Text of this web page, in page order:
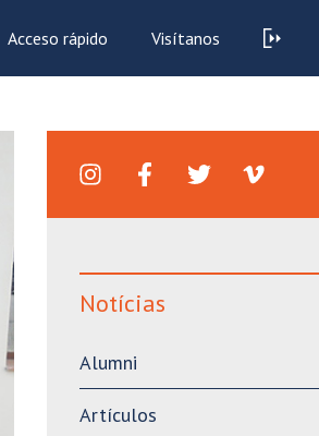
Acceso rápido Visítanos
Notícias
Alumni
Artículos